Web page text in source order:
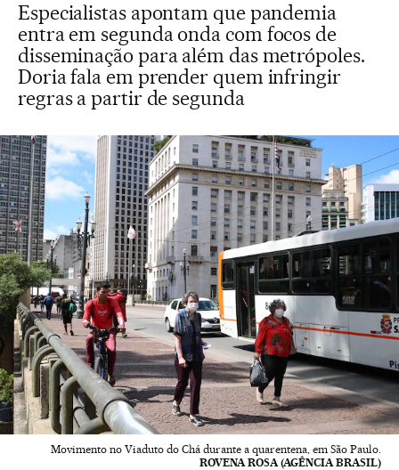
Especialistas apontam que pandemia
entra em segunda onda com focos de
disseminação para além das metrópoles.
Doria fala em prender quem infringir
regras a partir de segunda
Movimento no Viaduto do Chá durante a quarentena, em São Paulo.
ROVENA ROSA (AGÊNCIA BRASIL)